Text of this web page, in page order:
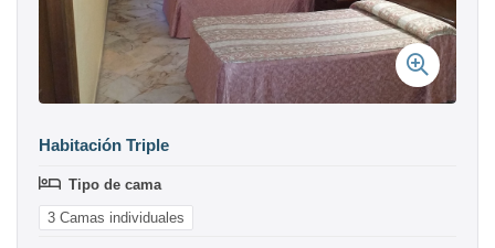
Habitación Triple
Tipo de cama
3 Camas individuales